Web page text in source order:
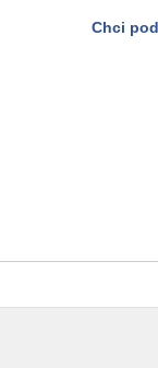
Chci